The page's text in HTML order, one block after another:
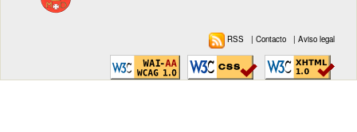
RSS |Contacto |Aviso legal